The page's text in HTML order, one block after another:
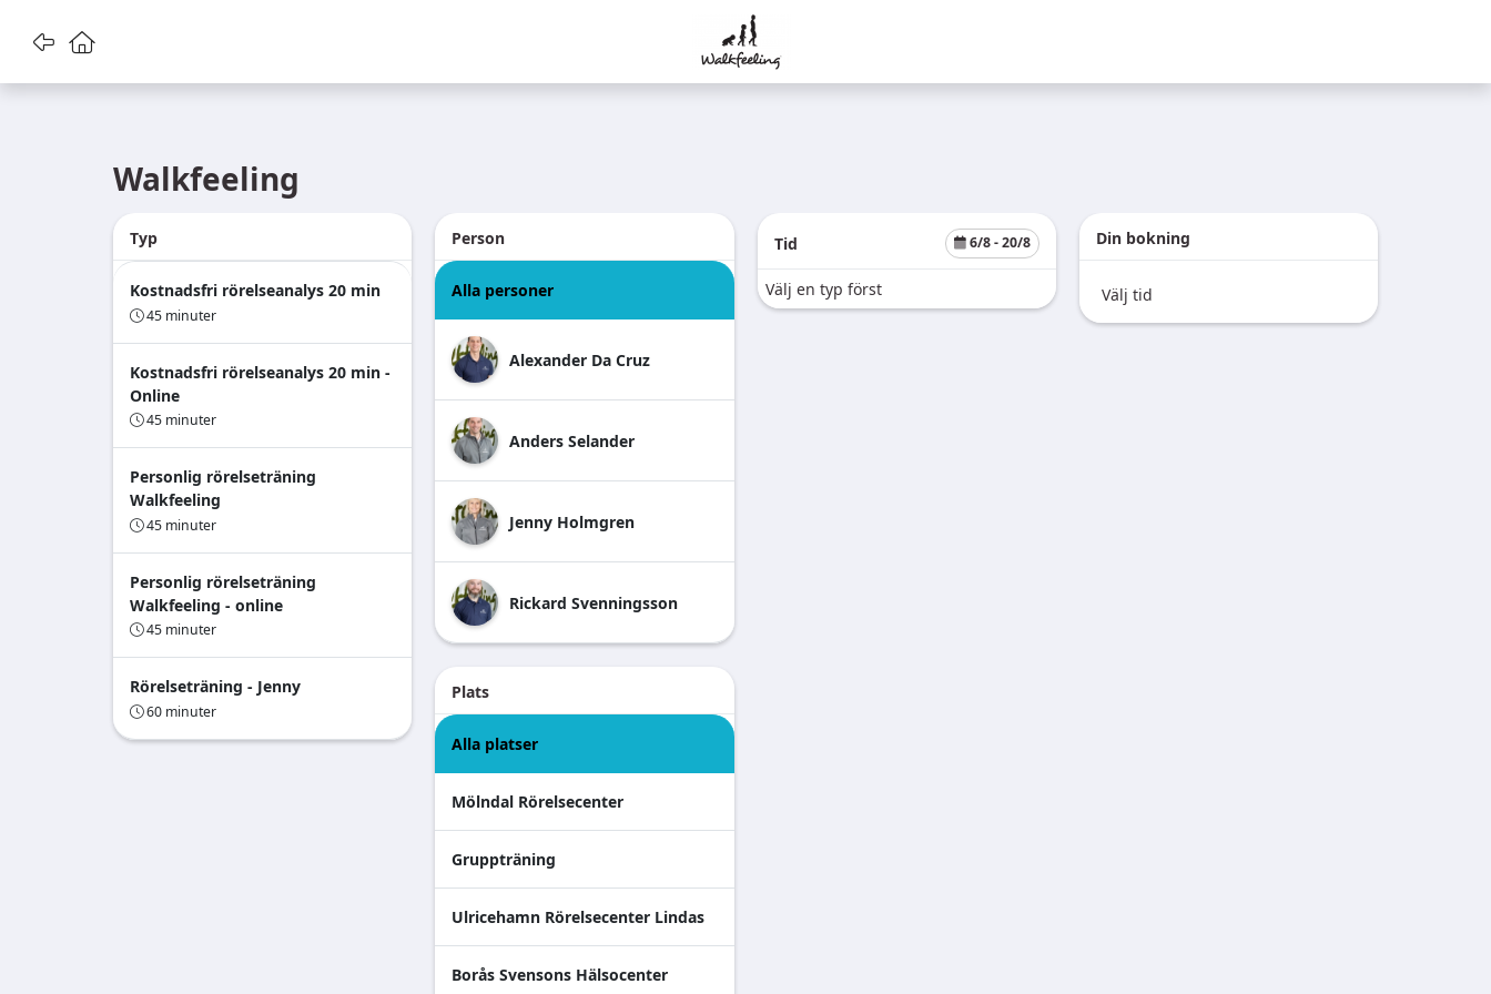
Gå tillbaka
Walkfeeling
Typ
Kostnadsfri rörelseanalys 20 min
45 minuter
Kostnadsfri rörelseanalys 20 min -
Online
45 minuter
Personlig rörelseträning
Walkfeeling
45 minuter
Personlig rörelseträning
Walkfeeling - online
45 minuter
Rörelseträning - Jenny
60 minuter
Person
Alla personer
Alexander Da Cruz
Anders Selander
Jenny Holmgren
Rickard Svenningsson
Plats
Alla platser
Mölndal Rörelsecenter
Gruppträning
Ulricehamn Rörelsecenter Lindas
Borås Svensons Hälsocenter
Tid 6/8- 20/8
Välj en typ först
Din bokning
Välj tid